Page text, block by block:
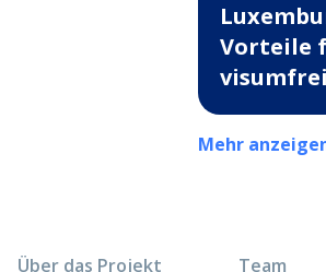
Vorteile
Mehr
Über das Projekt Team